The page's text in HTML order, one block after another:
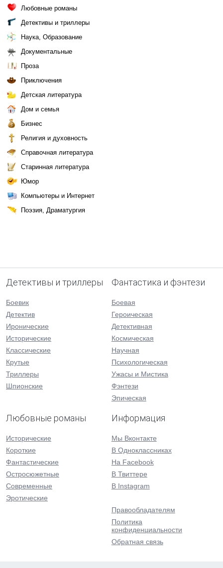
Любовные романы
Детективы и триллеры
Наука, Образование
Документальные
Проза
Приключения
Детская литература
Дом и семья
Бизнес
Религия и духовность
Справочная литература
Старинная литература
Юмор
Компьютеры и Интернет
Поэзия, Драматургия
Детективы и триллеры
Боевик
Детектив
Иронические
Исторические
Классические
Крутые
Триллеры
Шпионские
Фантастика и фэнтези
Боевая
Героическая
Детективная
Космическая
Научная
Психологическая
Ужасы и Мистика
Фэнтези
Эпическая
Любовные романы
Исторические
Короткие
Фантастические
Остросюжетные
Современные
Эротические
Информация
Мы Вконтакте
В Одноклассниках
На Facebook
В Твиттере
В Instagram
Правообладателям
Политика
конфиденциальности
Обратная связь